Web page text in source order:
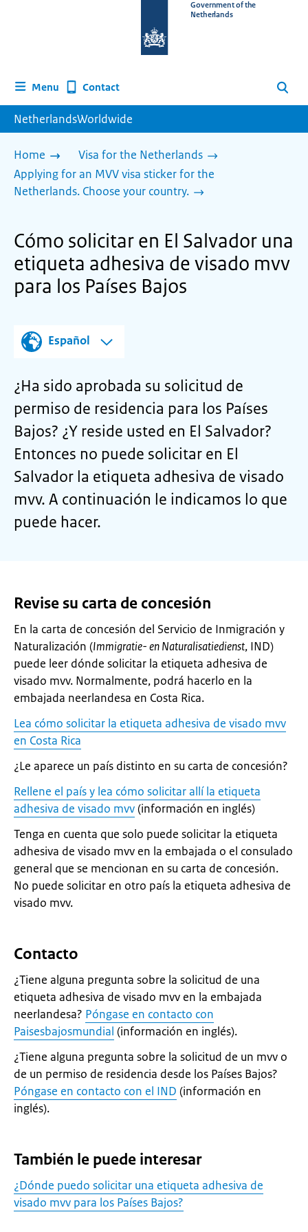
homepage
Government of the
Netherlands
Menu Contact Search
NetherlandsWorldwide
Home
Visa for the Netherlands
Applying for an MVV visa sticker for the
Netherlands. Choose your country.
Cómo solicitar en El Salvador una
etiqueta adhesiva de visado mvv
para los Países Bajos
Español
¿Ha sido aprobada su solicitud de
permiso de residencia para los Países
Bajos? ¿Y reside usted en El Salvador?
Entonces no puede solicitar en El
Salvador la etiqueta adhesiva de visado
mvv. A continuación le indicamos lo que
puede hacer.
Revise su carta de concesión
En la carta de concesión del Servicio de Inmigración y
Naturalización (Immigratie- en Naturalisatiedienst, IND)
puede leer dónde solicitar la etiqueta adhesiva de
visado mvv. Normalmente, podrá hacerlo en la
embajada neerlandesa en Costa Rica.
Lea cómo solicitar la etiqueta adhesiva de visado mvv
en Costa Rica
¿Le aparece un país distinto en su carta de concesión?
Rellene el país y lea cómo solicitar allí la etiqueta
adhesiva de visado mvv(información en inglés)
Tenga en cuenta que solo puede solicitar la etiqueta
adhesiva de visado mvv en la embajada o el consulado
general que se mencionan en su carta de concesión.
No puede solicitar en otro país la etiqueta adhesiva de
visado mvv.
Contacto
¿Tiene alguna pregunta sobre la solicitud de una
etiqueta adhesiva de visado mvv en la embajada
neerlandesa? Póngase en contacto con
Paisesbajosmundial (información en inglés).
¿Tiene alguna pregunta sobre la solicitud de un mvv o
de un permiso de residencia desde los Países Bajos?
Póngase en contacto con el IND (información en
inglés).
También le puede interesar
¿Dónde puedo solicitar una etiqueta adhesiva de
visado mvv para los Países Bajos?